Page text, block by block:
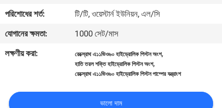
যোগাযোগ
করুন
খবর
কেস
পরিশোধের শর্ত:
টি/টি, ওয়েস্টার্ন ইউনিয়ন, এল/সি
যোগানের ক্ষমতা:
1000 সেট/মাস
লক্ষণীয় করা:
রেক্স্রোথ এ১১ভিও৬০ হাইড্রোলিক পিস্টন অংশ,
হাতি তরল শক্তি হাইড্রোলিক পিস্টন অংশ,
রেক্স্রোথ এ১১ভিও৬০ হাইড্রোলিক পিস্টন পাম্পের যন্ত্রাংশ
ভালো দাম